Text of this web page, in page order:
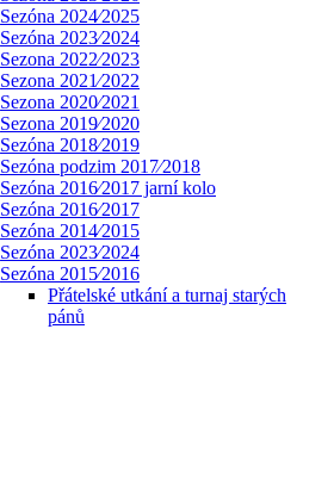
Sezóna 2024⁄2025
Sezóna 2023⁄2024
Sezona 2022⁄2023
Sezona 2021⁄2022
Sezona 2020⁄2021
Sezona 2019⁄2020
Sezóna 2018⁄2019
Sezóna podzim 2017⁄2018
Sezóna 2016⁄2017 jarní kolo
Sezóna 2016⁄2017
Sezóna 2014⁄2015
Sezóna 2023⁄2024
Sezóna 2015⁄2016
Přátelské utkání a turnaj starých
pánů